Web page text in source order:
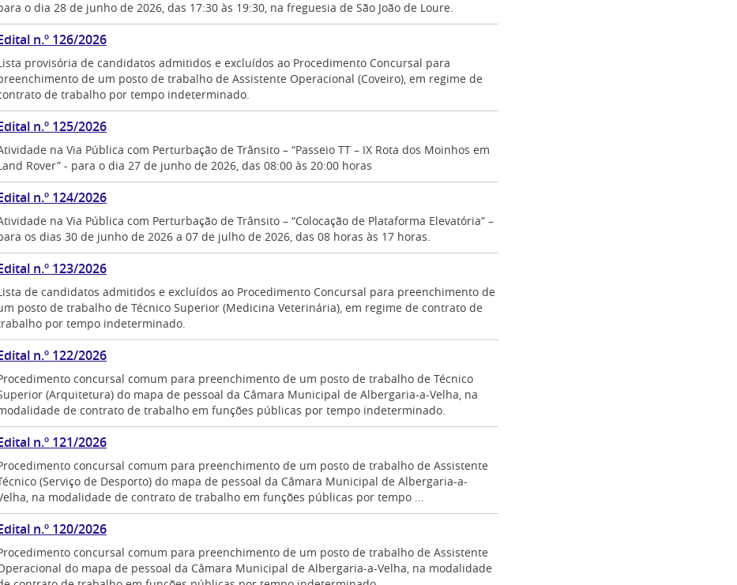
o dia 28 de junho de 2026, das 17:30 às 19:30, na freguesia de São João de Loure.
n.º 126/2026
provisória de candidatos admitidos e excluídos ao Procedimento Concursal para
de um posto de trabalho de Assistente Operacional (Coveiro), em regime de
de trabalho por tempo indeterminado.
n.º 125/2026
na Via Pública com Perturbação de Trânsito – “Passeio TT – IX Rota dos Moinhos em
Rover” - para o dia 27 de junho de 2026, das 08:00 às 20:00 horas
n.º 124/2026
na Via Pública com Perturbação de Trânsito – “Colocação de Plataforma Elevatória” –
os dias 30 de junho de 2026 a 07 de julho de 2026, das 08 horas às 17 horas.
n.º 123/2026
de candidatos admitidos e excluídos ao Procedimento Concursal para preenchimento de
posto de trabalho de Técnico Superior (Medicina Veterinária), em regime de contrato de
por tempo indeterminado.
n.º 122/2026
concursal comum para preenchimento de um posto de trabalho de Técnico
(Arquitetura) do mapa de pessoal da Câmara Municipal de Albergaria-a-Velha, na
de contrato de trabalho em funções públicas por tempo indeterminado.
n.º 121/2026
concursal comum para preenchimento de um posto de trabalho de Assistente
(Serviço de Desporto) do mapa de pessoal da Câmara Municipal de Albergaria-a-
na modalidade de contrato de trabalho em funções públicas por tempo ...
n.º 120/2026
concursal comum para preenchimento de um posto de trabalho de Assistente
do mapa de pessoal da Câmara Municipal de Albergaria-a-Velha, na modalidade